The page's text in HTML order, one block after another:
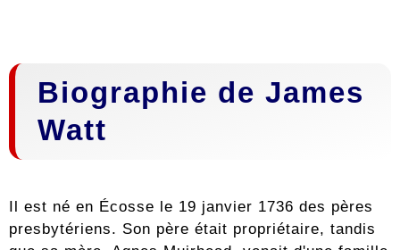
Biographie de James
Watt
Il est né en Écosse le 19 janvier 1736 des pères
presbytériens. Son père était propriétaire, tandis